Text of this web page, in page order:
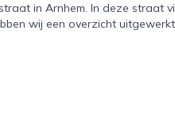
in Arnhem. In deze straat
wij een overzicht